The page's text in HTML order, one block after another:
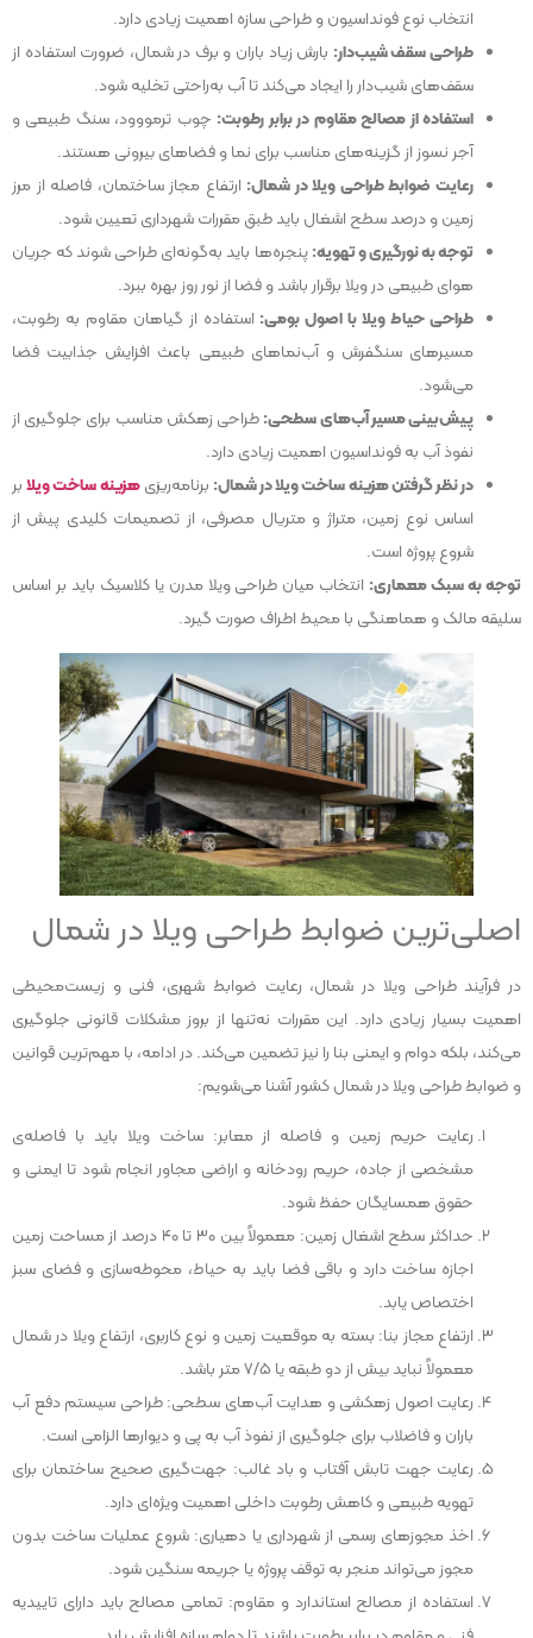
انتخاب نوع فونداسیون و طراحی سازه اهمیت زیادی دارد.
طراحی سقف شیب‌دار: بارش زیاد باران و برف در شمال، ضرورت استفاده از
سقف‌های شیب‌دار را ایجاد می‌کند تا آب به‌راحتی تخلیه شود.
استفاده از مصالح مقاوم در برابر رطوبت: چوب ترمووود، سنگ طبیعی و
آجر نسوز از گزینه‌های مناسب برای نما و فضاهای بیرونی هستند.
رعایت ضوابط طراحی ویلا در شمال: ارتفاع مجاز ساختمان، فاصله از مرز
زمین و درصد سطح اشغال باید طبق مقررات شهرداری تعیین شود.
توجه به نورگیری و تهویه:پنجره‌ها باید به‌گونه‌ای طراحی شوند که جریان
هوای طبیعی در ویلا برقرار باشد و فضا از نور روز بهره ببرد.
طراحی حیاط ویلا با اصول بومی: استفاده از گیاهان مقاوم به رطوبت،
مسیرهای سنگفرش و آب‌نماهای طبیعی باعث افزایش جذابیت فضا
می‌شود.
پیش‌بینی مسیر آب‌های سطحی:طراحی زهکش مناسب برای جلوگیری از
نفوذ آب به فونداسیون اهمیت زیادی دارد.
در نظر گرفتن هزینه ساخت ویلا در شمال: برنامه‌ریزیهزینه ساخت ویلابر
اساس نوع زمین، متراژ و متریال مصرفی، از تصمیمات کلیدی پیش از
شروع پروژه است.
توجه به سبک معماری: انتخاب میان طراحی ویلا مدرن یا کلاسیک باید بر اساس
سلیقه مالک و هماهنگی با محیط اطراف صورت گیرد.
اصلی‌ترین ضوابط طراحی ویلا در شمال
در فرآیند طراحی ویلا در شمال، رعایت ضوابط شهری، فنی و زیست‌محیطی
اهمیت بسیار زیادی دارد. این مقررات نه‌تنها از بروز مشکلات قانونی جلوگیری
می‌کند، بلکه دوام و ایمنی بنا را نیز تضمین می‌کند. در ادامه، با مهم‌ترین قوانین
و ضوابط طراحی ویلا در شمال کشور آشنا می‌شویم:
رعایت حریم زمین و فاصله از معابر: ساخت ویلا باید با فاصله‌ی
مشخصی از جاده، حریم رودخانه و اراضی مجاور انجام شود تا ایمنی و
حقوق همسایگان حفظ شود.
حداکثر سطح اشغال زمین: معمولاً بین ۳۰ تا ۴۰ درصد از مساحت زمین
اجازه ساخت دارد و باقی فضا باید به حیاط، محوطه‌سازی و فضای سبز
اختصاص یابد.
ارتفاع مجاز بنا: بسته به موقعیت زمین و نوع کاربری، ارتفاع ویلا در شمال
معمولاً نباید بیش از دو طبقه یا ۷/۵ متر باشد.
رعایت اصول زهکشی و هدایت آب‌های سطحی: طراحی سیستم دفع آب
باران و فاضلاب برای جلوگیری از نفوذ آب به پی و دیوارها الزامی است.
رعایت جهت تابش آفتاب و باد غالب: جهت‌گیری صحیح ساختمان برای
تهویه طبیعی و کاهش رطوبت داخلی اهمیت ویژه‌ای دارد.
اخذ مجوزهای رسمی از شهرداری یا دهیاری: شروع عملیات ساخت بدون
مجوز می‌تواند منجر به توقف پروژه یا جریمه سنگین شود.
استفاده از مصالح استاندارد و مقاوم: تمامی مصالح باید دارای تاییدیه